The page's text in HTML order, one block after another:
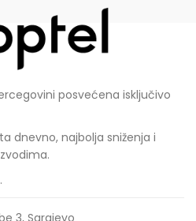
posvećena isključivo
dnevno, najbolja sniženja i
3, Sarajevo